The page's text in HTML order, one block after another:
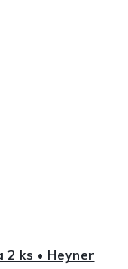
ks • Heyner